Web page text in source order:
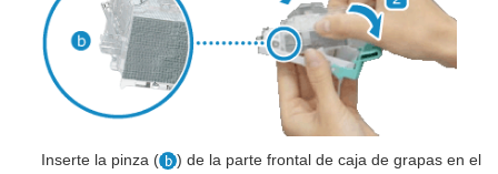
Inserte la pinza (
) de la parte frontal de caja de grapas en el